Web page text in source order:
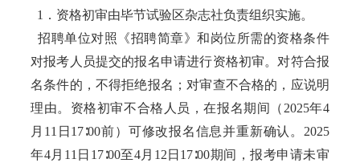
1．资格初审由毕节试验区杂志社负责组织实施。
招聘单位对照《招聘简章》和岗位所需的资格条件
对报考人员提交的报名申请进行资格初审。对符合报
名条件的，不得拒绝报名；对审查不合格的，应说明
理由。资格初审不合格人员，在报名期间（2025年4
月11日17∶00前）可修改报名信息并重新确认。2025
年4月11日17∶00至4月12日17∶00期间，报考申请未审